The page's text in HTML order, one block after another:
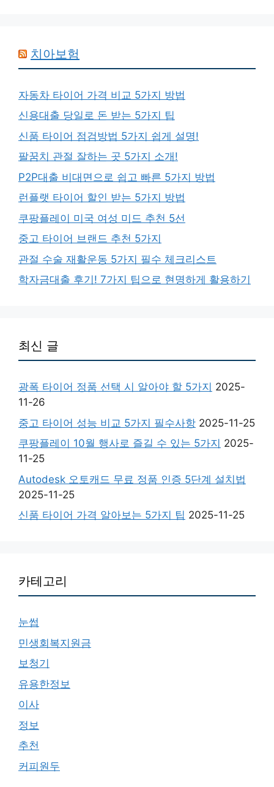
치아보험
자동차 타이어 가격 비교 5가지 방법
신용대출 당일로 돈 받는 5가지 팁
신품 타이어 점검방법 5가지 쉽게 설명!
팔꿈치 관절 잘하는 곳 5가지 소개!
P2P대출 비대면으로 쉽고 빠른 5가지 방법
런플랫 타이어 할인 받는 5가지 방법
쿠팡플레이 미국 여성 미드 추천 5선
중고 타이어 브랜드 추천 5가지
관절 수술 재활운동 5가지 필수 체크리스트
학자금대출 후기! 7가지 팁으로 현명하게 활용하기
최신 글
광폭 타이어 정품 선택 시 알아야 할 5가지 2025-
11-26
중고 타이어 성능 비교 5가지 필수사항 2025-11-25
쿠팡플레이 10월 행사로 즐길 수 있는 5가지 2025-
11-25
Autodesk 오토캐드 무료 정품 인증 5단계 설치법
2025-11-25
신품 타이어 가격 알아보는 5가지 팁 2025-11-25
카테고리
눈썹
민생회복지원금
보청기
유용한정보
이사
정보
추천
커피원두